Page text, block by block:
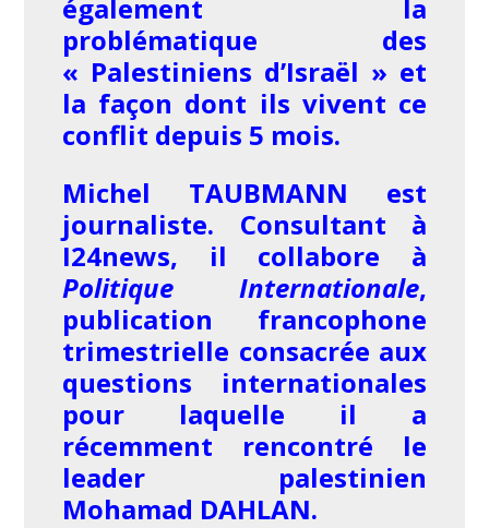
également la
problématique des
« Palestiniens d’Israël » et
la façon dont ils vivent ce
conflit depuis 5 mois.
Michel TAUBMANN est
journaliste. Consultant à
I24news, il collabore à
Politique Internationale,
publication francophone
trimestrielle consacrée aux
questions internationales
pour laquelle il a
récemment rencontré le
leader palestinien
Mohamad DAHLAN.